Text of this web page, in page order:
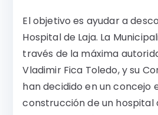
El objetivo es ayudar a
Hospital de Laja. La
través de la máxima
Vladimir Fica Toledo, y su
han decidido en un concejo
construcción de un hospital